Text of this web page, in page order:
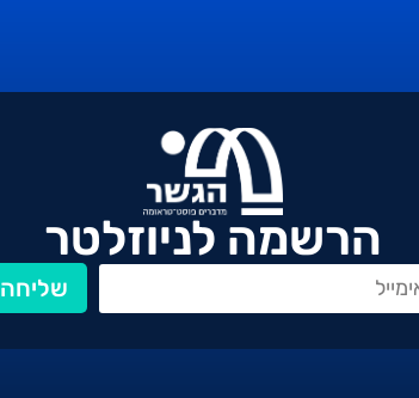
הרשמה לניוזלטר
שליחה